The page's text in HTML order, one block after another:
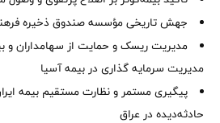
جهش تاریخی مؤسسه صندوق ذخیره
مدیریت ریسک و حمایت از سهامداران و
مدیریت سرمایه گذاری در بیمه آسیا
پیگیری مستمر و نظارت مستقیم بیمه ایران
حادثه‌دیده در عراق